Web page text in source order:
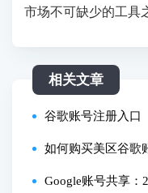
市场不可缺少的工具
相关文章
谷歌账号注册入口
如何购买美区谷歌
南）
Google账号共享：